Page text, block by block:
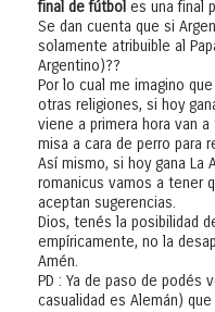
final de fútbol es una final
Se dan cuenta que si
solamente atribuible al
Argentino)??
Por lo cual me imagino
otras religiones, si hoy
viene a primera hora van
misa a cara de perro para
Así mismo, si hoy gana
romanicus vamos a tener
aceptan sugerencias.
Dios, tenés la posibilidad
empíricamente, no la
Amén.
PD : Ya de paso de podés
casualidad es Alemán) que